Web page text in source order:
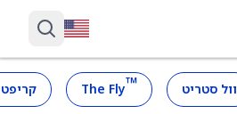
וול סטריט ™
The Fly